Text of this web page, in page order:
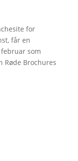
for
får en
som
Røde Brochures